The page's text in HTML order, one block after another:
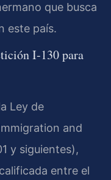
que busca
este país.
I-130 para
Ley de
and
y siguientes),
entre el